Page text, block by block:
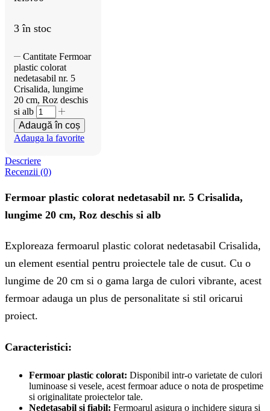
3 în stoc
Cantitate Fermoar
plastic colorat
nedetasabil nr. 5
Crisalida, lungime
20 cm, Roz deschis
si alb
Adaugă în coș
Adauga la favorite
Descriere
Recenzii (0)
Fermoar plastic colorat nedetasabil nr. 5 Crisalida,
lungime 20 cm, Roz deschis si alb
Exploreaza fermoarul plastic colorat nedetasabil Crisalida,
un element esential pentru proiectele tale de cusut. Cu o
lungime de 20 cm si o gama larga de culori vibrante, acest
fermoar adauga un plus de personalitate si stil oricarui
proiect.
Caracteristici:
Fermoar plastic colorat: Disponibil intr-o varietate de culori
luminoase si vesele, acest fermoar aduce o nota de prospetime
si originalitate proiectelor tale.
Nedetasabil si fiabil: Fermoarul asigura o inchidere sigura si